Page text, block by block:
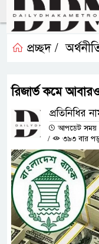
প্রচ্ছদ /
রিজার্ভ কমে
প্রতিনিধির
আপডেট সময়
/
৩৯৩ বার